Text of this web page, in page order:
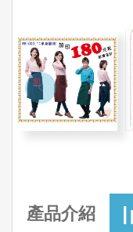
產品介紹